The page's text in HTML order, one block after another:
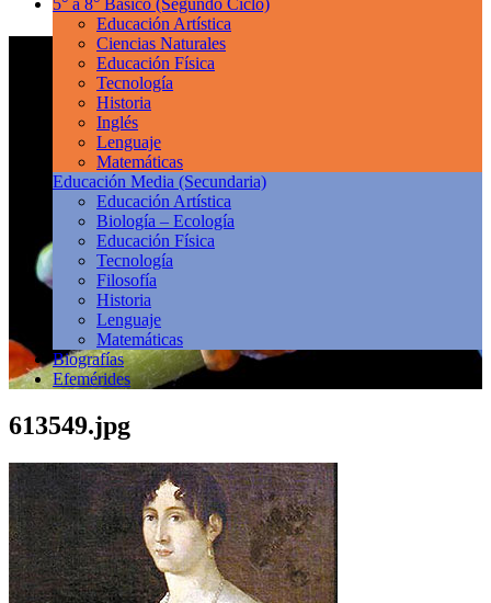
5° a 8° Básico (Segundo Ciclo)
Educación Artística
Ciencias Naturales
Educación Física
Tecnología
Historia
Inglés
Lenguaje
Matemáticas
Educación Media (Secundaria)
Educación Artística
Biología – Ecología
Educación Física
Tecnología
Filosofía
Historia
Lenguaje
Matemáticas
Biografías
Efemérides
613549.jpg